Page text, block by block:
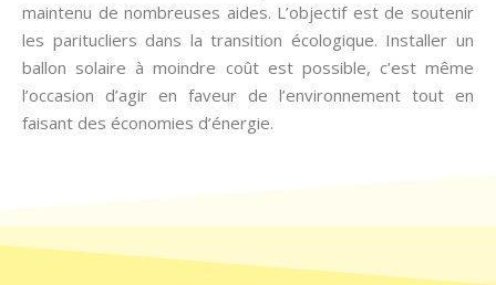
maintenu de nombreuses aides. L’objectif est de soutenir
les paritucliers dans la transition écologique. Installer un
ballon solaire à moindre coût est possible, c’est même
l’occasion d’agir en faveur de l’environnement tout en
faisant des économies d’énergie.